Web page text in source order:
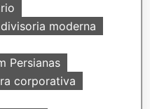
divisoria moderna
Persianas
corporativa